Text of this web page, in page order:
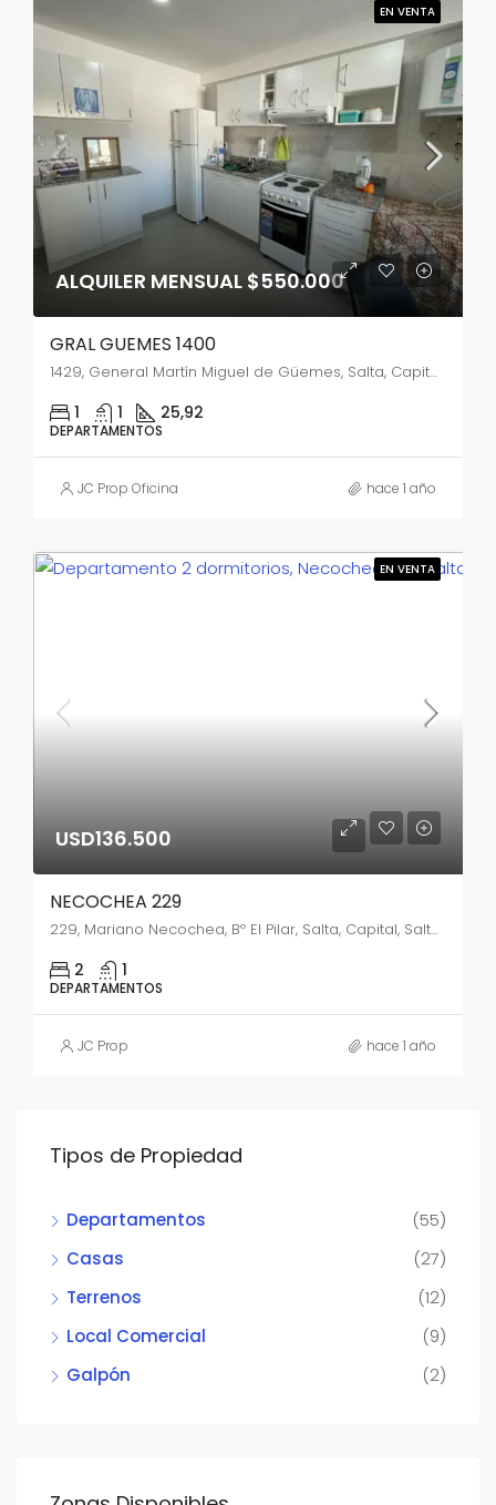
EN VENTA
ALQUILER MENSUAL $550.000
GRAL GUEMES 1400
1429, General Martín Miguel de Güemes, Salta, Capital, Salta, 4400, Argentina
1 1 25,92
DEPARTAMENTOS
JC Prop Oficina hace 1 año
EN VENTA
USD136.500
NECOCHEA 229
229, Mariano Necochea, Bº El Pilar, Salta, Capital, Salta, A4400ABL, Argentina
2 1
DEPARTAMENTOS
JC Prop hace 1 año
Tipos de Propiedad
Departamentos
(55)
Casas
(27)
Terrenos
(12)
Local Comercial
(9)
Galpón
(2)